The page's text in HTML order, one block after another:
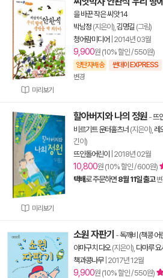
미리보기
을 바꾼 작은 씨앗 14
박남정 (지은이), 김명길 (그림)
청어람미디어 2014년 03월
9,900원 (10% 할인 / 550원)
양탄자배송 썬데이 EXPRESS
변경
미리보기
할아버지와 나의 정원 -뜨
비르기트 운터홀츠너 (지은이), 레
긴이)
뜨인돌어린이
2018년 02월
10,800원 (10% 할인 / 600원)
택배로 주문하면 8월 11일 출고
소원 자판기 -독깨비 (책콩 어
야마구치 다오(지은이), 다마루 요
책과콩나무| 2017년 12월
9,900원 (10% 할인 / 550원)